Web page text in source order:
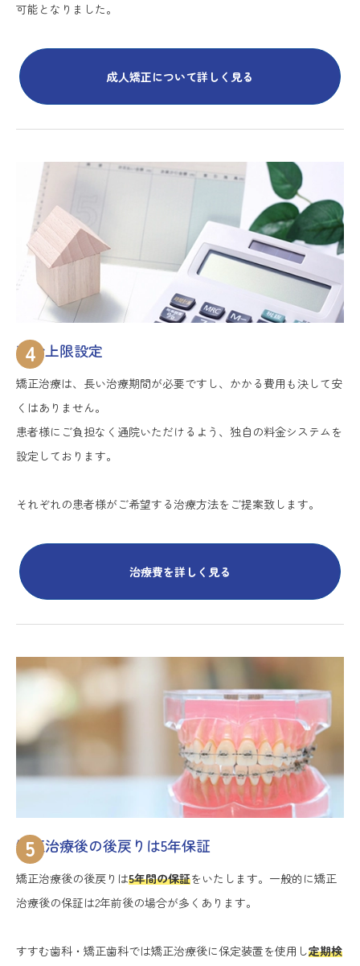
可能となりました。
成人矯正について詳しく見る
4
料金上限設定
矯正治療は、長い治療期間が必要ですし、かかる費用も決して安
くはありません。
患者様にご負担なく通院いただけるよう、独自の料金システムを
設定しております。
それぞれの患者様がご希望する治療方法をご提案致します。
治療費を詳しく見る
5
矯正治療後の後戻りは5年保証
矯正治療後の後戻りは5年間の保証をいたします。一般的に矯正
治療後の保証は2年前後の場合が多くあります。
すすむ歯科・矯正歯科では矯正治療後に保定装置を使用し定期検